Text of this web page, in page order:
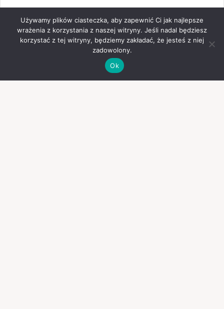
Używamy plików ciasteczka, aby zapewnić Ci jak najlepsze
wrażenia z korzystania z naszej witryny. Jeśli nadal będziesz
korzystać z tej witryny, będziemy zakładać, że jesteś z niej
zadowolony.
Ok